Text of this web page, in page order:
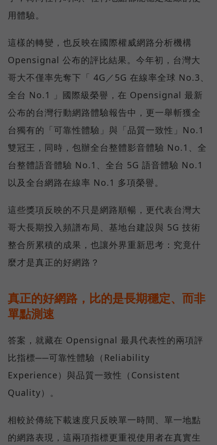
用體驗。
這樣的轉變，也反映在國際權威網路分析機構
Opensignal 公布的評比結果。今年初，台灣大
哥大不僅率先奪下「 4G／5G 在線率全球 No.3、
全台 No.1 」國際級榮譽，在 Opensignal 最新
公布的台灣行動網路體驗報告中，更一舉斬獲全
台獨有的「可靠性體驗」與「品質一致性」No.1
雙冠王，同時，包辦全台整體影音體驗 No.1、全
台整體語音體驗 No.1、全台 5G 語音體驗 No.1
以及全台網路在線率 No.1 多項榮譽。
這些獎項反映的不只是網路順暢，更代表台灣大
哥大長期投入頻譜布局、基地台建設與 5G 技術
整合所累積的成果，也讓外界重新思考：究竟什
麼才是真正的好網路？
真正的好網路，比的是長期穩定、而非
單點測速
答案，就藏在 Opensignal 最具代表性的兩項評
比指標──可靠性體驗（Reliability
Experience）與品質一致性（Consistent
Quality）。
相較於傳統下載速度只反映單一時間、單一地點
的網路表現，這兩項指標更重視使用者在真實生